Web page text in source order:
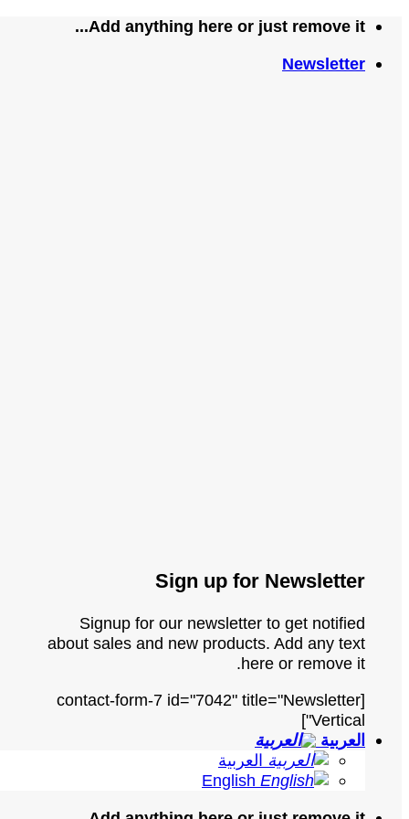
تخطيAdd anything here or just remove it...
Newsletter
Sign up for Newsletter
Signup for our newsletter to get notified
about sales and new products. Add any text
here or remove it.
[contact-form-7 id="7042" title="Newsletter
Vertical"]
العربية
العربية